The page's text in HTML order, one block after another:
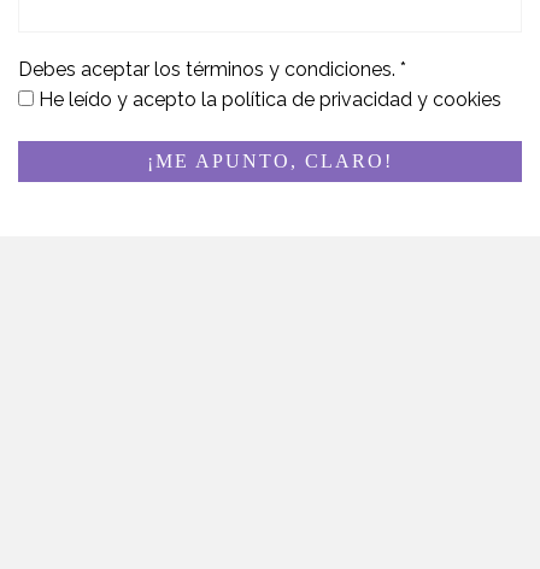
Debes aceptar los términos y condiciones. *
He leído y acepto la política de privacidad y cookies